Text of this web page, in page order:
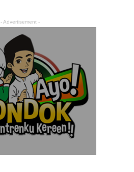
- Advertisement -